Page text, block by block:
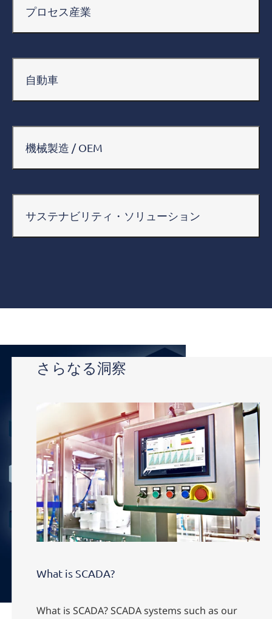
プロセス産業
自動車
機械製造 / OEM
サステナビリティ・ソリューション
さらなる洞察
What is SCADA?
What is SCADA? SCADA systems such as our